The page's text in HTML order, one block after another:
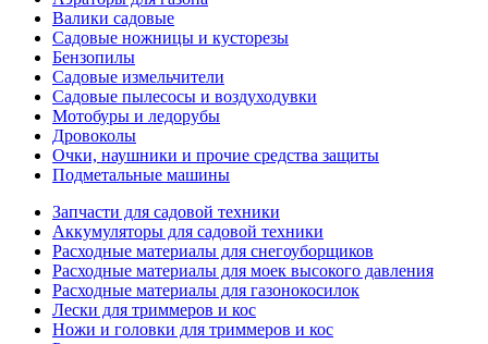
Валики садовые
Садовые ножницы и кусторезы
Бензопилы
Садовые измельчители
Садовые пылесосы и воздуходувки
Мотобуры и ледорубы
Дровоколы
Очки, наушники и прочие средства защиты
Подметальные машины
Запчасти для садовой техники
Аккумуляторы для садовой техники
Расходные материалы для снегоуборщиков
Расходные материалы для моек высокого давления
Расходные материалы для газонокосилок
Лески для триммеров и кос
Ножи и головки для триммеров и кос